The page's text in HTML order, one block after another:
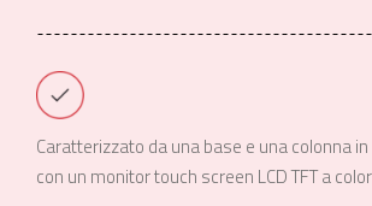
Caratterizzato da una base e una colonna
con un monitor touch screen LCD TFT a